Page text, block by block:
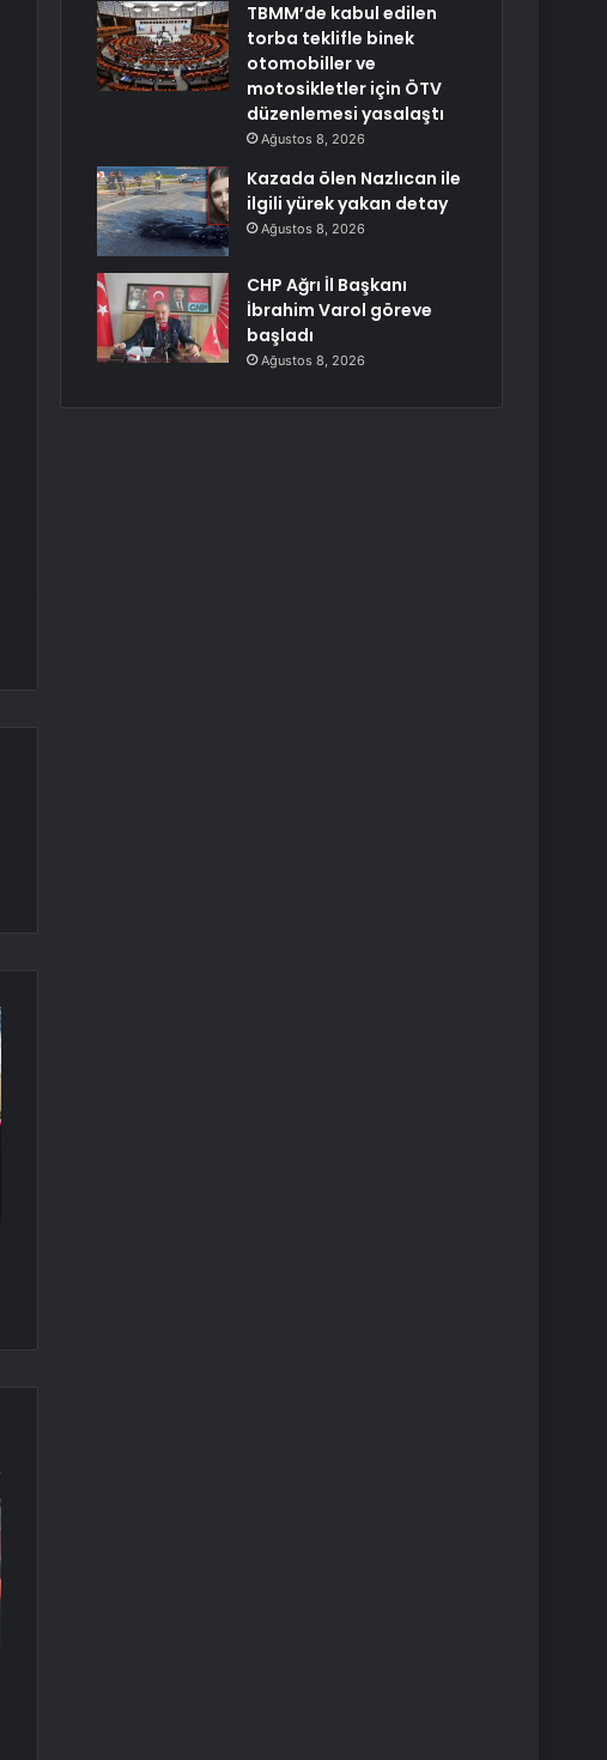
TBMM’de kabul edilen
torba teklifle binek
otomobiller ve
motosikletler için ÖTV
düzenlemesi yasalaştı
Ağustos 8, 2026
Kazada ölen Nazlıcan ile
ilgili yürek yakan detay
Ağustos 8, 2026
CHP Ağrı İl Başkanı
İbrahim Varol göreve
başladı
Ağustos 8, 2026